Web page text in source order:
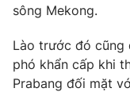
Theo dõi báo trên
Cơ quan chủ quản:
Cơ quan báo chí:Thời
sông Mekong.
Lào trước đó cũng
phó khẩn cấp khi
Prabang đối mặt